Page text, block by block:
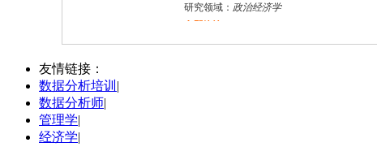
研究领域： 政治经济学
李委明 北京市
友情链接：
数据分析培训 |
数据分析师|
管理学|
经济学|